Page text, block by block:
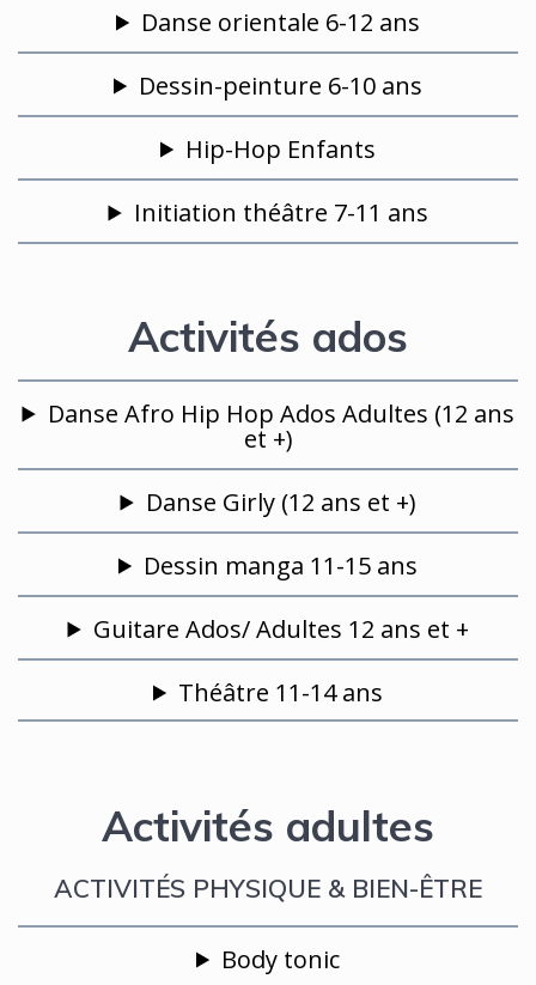
Danse orientale 6-12 ans
Dessin-peinture 6-10 ans
Hip-Hop Enfants
Initiation théâtre 7-11 ans
Activités ados
Danse Afro Hip Hop Ados Adultes (12 ans
et +)
Danse Girly (12 ans et +)
Dessin manga 11-15 ans
Guitare Ados/ Adultes 12 ans et +
Théâtre 11-14 ans
Activités adultes
ACTIVITÉS PHYSIQUE & BIEN-ÊTRE
Body tonic